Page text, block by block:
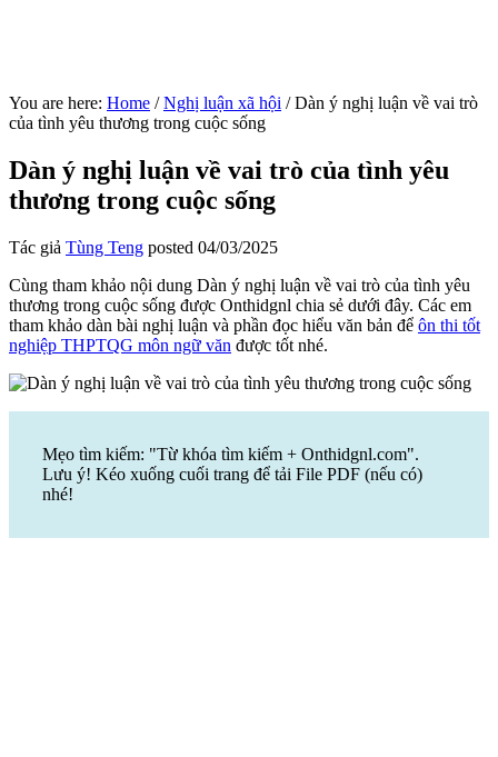
You are here: Home / Nghị luận xã hội /Dàn ý nghị luận về vai trò
của tình yêu thương trong cuộc sống
Dàn ý nghị luận về vai trò của tình yêu
thương trong cuộc sống
Tác giả Tùng Teng posted 04/03/2025
Cùng tham khảo nội dung Dàn ý nghị luận về vai trò của tình yêu
thương trong cuộc sống được Onthidgnl chia sẻ dưới đây. Các em
tham khảo dàn bài nghị luận và phần đọc hiểu văn bản để ôn thi tốt
nghiệp THPTQG môn ngữ văn được tốt nhé.
Mẹo tìm kiếm: "Từ khóa tìm kiếm + Onthidgnl.com".
Lưu ý! Kéo xuống cuối trang để tải File PDF (nếu có)
nhé!